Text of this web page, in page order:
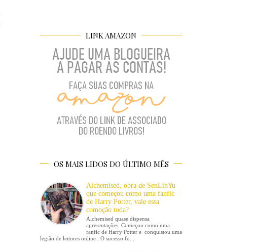
LINK AMAZON
OS MAIS LIDOS DO ÚLTIMO MÊS
Alchemised, obra de SenLinYu
que começou como uma fanfic
de Harry Potter, vale essa
comoção toda?
Alchemised quase dispensa
apresentações. Começou como uma
fanfic de Harry Potter e conquistou uma
legião de leitores online . O sucesso fo...